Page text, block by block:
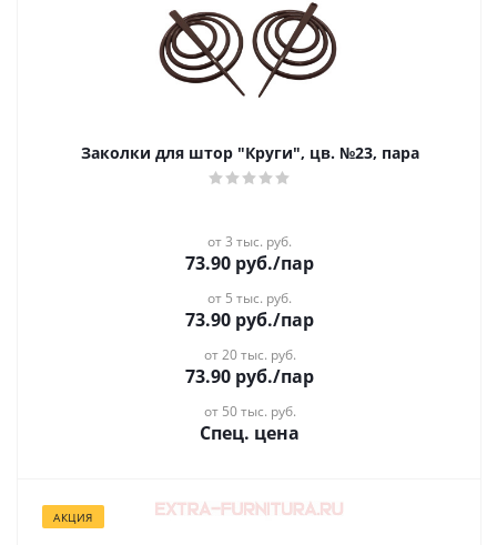
Заколки для штор "Круги", цв. №23, пара
от 3 тыс. руб.
73.90 руб./пар
от 5 тыс. руб.
73.90 руб./пар
от 20 тыс. руб.
73.90 руб./пар
от 50 тыс. руб.
Спец. цена
АКЦИЯ